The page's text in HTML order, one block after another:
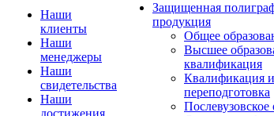
Наши
клиенты
Наши
менеджеры
Наши
свидетельства
Наши
достижения
Защищенная
продукция
Общее
Высшее
квалификация
Квалификация
переподготовка
Послевузовское